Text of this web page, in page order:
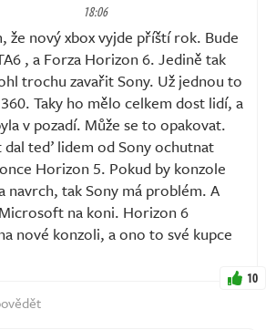
18:06
že nový xbox vyjde příští rok. Bude
, a Forza Horizon 6. Jedině tak
trochu zavařit Sony. Už jednou to
Taky ho mělo celkem dost lidí, a
v pozadí. Může se to opakovat.
teď lidem od Sony ochutnat
Horizon 5. Pokud by konzole
navrch, tak Sony má problém. A
na koni. Horizon 6
nové konzoli, a ono to své kupce
10